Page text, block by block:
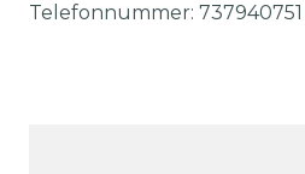
Telefonnummer: 737940751